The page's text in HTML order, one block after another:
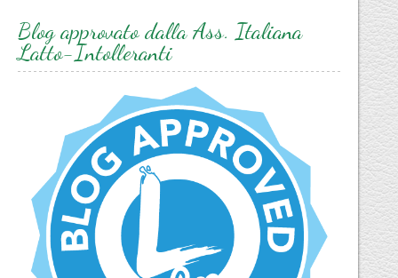
Blog approvato dalla Ass. Italiana
Latto-Intolleranti